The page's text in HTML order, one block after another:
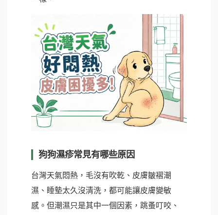
狗狗濕疹常見有哪些原因
台灣天氣悶熱，毛沒有吹乾、皮膚皺褶潮
濕、睡墊太久沒清洗，都可能讓皮膚變敏
感。但潮濕只是其中一個因素，跳蚤叮咬、